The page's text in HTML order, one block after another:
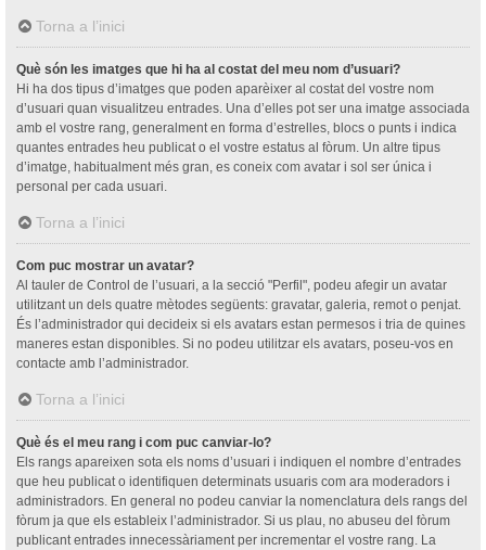
Torna a l’inici
Què són les imatges que hi ha al costat del meu nom d’usuari?
Hi ha dos tipus d’imatges que poden aparèixer al costat del vostre nom
d’usuari quan visualitzeu entrades. Una d’elles pot ser una imatge associada
amb el vostre rang, generalment en forma d’estrelles, blocs o punts i indica
quantes entrades heu publicat o el vostre estatus al fòrum. Un altre tipus
d’imatge, habitualment més gran, es coneix com avatar i sol ser única i
personal per cada usuari.
Torna a l’inici
Com puc mostrar un avatar?
Al tauler de Control de l’usuari, a la secció "Perfil", podeu afegir un avatar
utilitzant un dels quatre mètodes següents: gravatar, galeria, remot o penjat.
És l’administrador qui decideix si els avatars estan permesos i tria de quines
maneres estan disponibles. Si no podeu utilitzar els avatars, poseu-vos en
contacte amb l’administrador.
Torna a l’inici
Què és el meu rang i com puc canviar-lo?
Els rangs apareixen sota els noms d’usuari i indiquen el nombre d’entrades
que heu publicat o identifiquen determinats usuaris com ara moderadors i
administradors. En general no podeu canviar la nomenclatura dels rangs del
fòrum ja que els estableix l’administrador. Si us plau, no abuseu del fòrum
publicant entrades innecessàriament per incrementar el vostre rang. La